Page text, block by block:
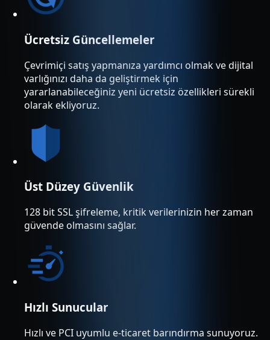
Ücretsiz Güncellemeler
Çevrimiçi satış yapmanıza yardımcı olmak ve dijital
varlığınızı daha da geliştirmek için
yararlanabileceğiniz yeni ücretsiz özellikleri sürekli
olarak ekliyoruz.
Üst Düzey Güvenlik
128 bit SSL şifreleme, kritik verilerinizin her zaman
güvende olmasını sağlar.
Hızlı Sunucular
Hızlı ve PCI uyumlu e-ticaret barındırma sunuyoruz.